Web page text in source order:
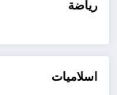
رياضة
اسلاميات